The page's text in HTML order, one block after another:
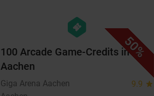
50%
hexagon
events
100 Arcade Game-Credits in
Aachen
Giga Arena Aachen 9.9 star